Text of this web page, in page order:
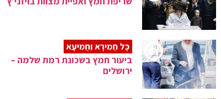
כָּל חֲמִירָא וַחֲמִיעָא
ביעור חמץ בשכונת רמת שלמה –
ירושלים